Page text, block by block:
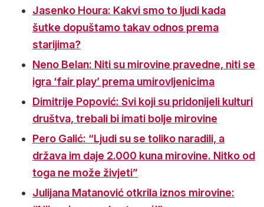
Jasenko Houra: Kakvi smo to ljudi kada
šutke dopuštamo takav odnos prema
starijima?
Neno Belan: Niti su mirovine pravedne, niti se
igra ‘fair play’ prema umirovljenicima
Dimitrije Popović: Svi koji su pridonijeli kulturi
društva, trebali bi imati bolje mirovine
Pero Galić: “Ljudi su se toliko naradili, a
država im daje 2.000 kuna mirovine. Nitko od
toga ne može živjeti”
Julijana Matanović otkrila iznos mirovine: